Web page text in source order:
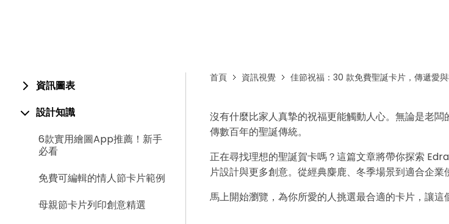
資訊圖表
設計知識
6款實用繪圖App推薦！新手
必看
免費可編輯的情人節卡片範例
母親節卡片列印創意精選
首頁 資訊視覺 佳節祝福：30 款免費聖誕卡片，傳遞愛
沒有什麼比家人真摯的祝福更能觸動人心。無論是老
傳數百年的聖誕傳統。
正在尋找理想的聖誕賀卡嗎？這篇文章將帶你探索
片設計與更多創意。從經典麋鹿、冬季場景到適合企業
馬上開始瀏覽，為你所愛的人挑選最合適的卡片，讓這